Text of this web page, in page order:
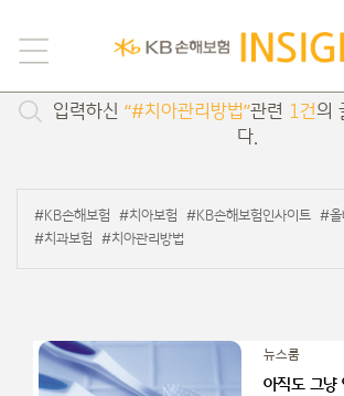
입력하신 “#치아관리방법”관련 1건의
다.
#KB손해보험 #치아보험 #KB손해보험인사이트 #올
#치과보험 #치아관리방법
뉴스룸
아직도 그냥